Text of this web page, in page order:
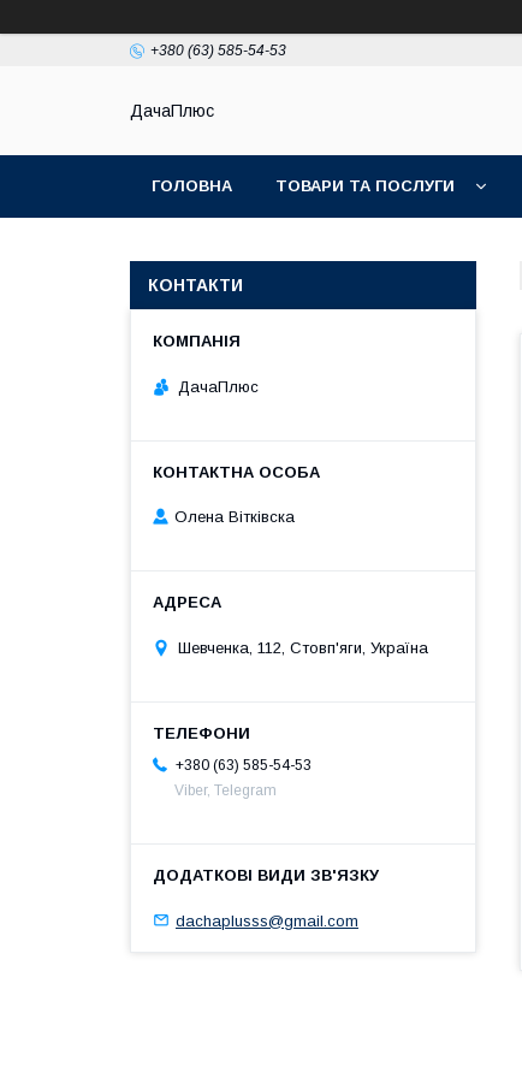
+380 (63) 585-54-53
ДачаПлюс
ГОЛОВНА ТОВАРИ ТА ПОСЛУГИ
КОНТАКТИ
ДачаПлюс
Олена Вітківска
Шевченка, 112, Стовп'яги, Україна
+380 (63) 585-54-53
Viber, Telegram
dachaplusss@gmail.com